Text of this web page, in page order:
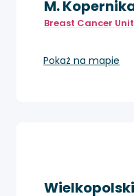
M.
Breast Cancer Unit
Łódź, ul.
Pokaż na mapie